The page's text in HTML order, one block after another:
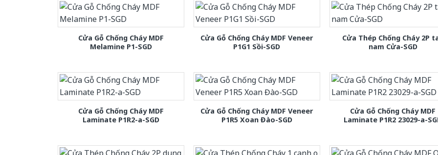
Cửa Gỗ Chống Cháy MDF
Melamine P1-SGD
Cửa Gỗ Chống Cháy MDF Veneer
P1G1 Sồi-SGD
Cửa Thép Chống Cháy 2P
nam Cửa-SGD
Cửa Gỗ Chống Cháy MDF
Laminate P1R2-a-SGD
Cửa Gỗ Chống Cháy MDF Veneer
P1R5 Xoan Đào-SGD
Cửa Gỗ Chống Cháy MDF
Laminate P1R2 23029-a-